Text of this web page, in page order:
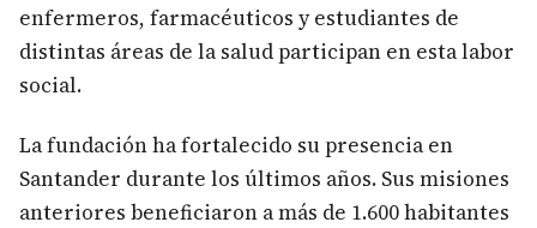
enfermeros, farmacéuticos y estudiantes de
distintas áreas de la salud participan en esta labor
social.
La fundación ha fortalecido su presencia en
Santander durante los últimos años. Sus misiones
anteriores beneficiaron a más de 1.600 habitantes